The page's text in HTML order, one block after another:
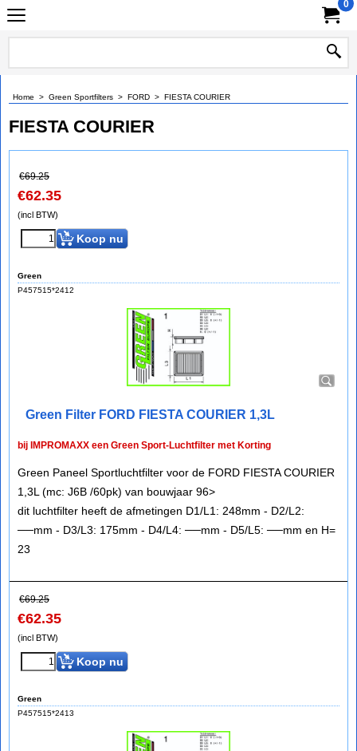
0
Home > Green Sportfilters > FORD > FIESTA COURIER
FIESTA COURIER
€69.25
€62.35
(incl BTW)
Koop nu
Green
P457515*2412
Green Filter FORD FIESTA COURIER 1,3L
bij IMPROMAXX een Green Sport-Luchtfilter met Korting
Green Paneel Sportluchtfilter voor de FORD FIESTA COURIER
1,3L (mc: J6B /60pk) van bouwjaar 96>
dit luchtfilter heeft de afmetingen D1/L1: 248mm - D2/L2:
──mm - D3/L3: 175mm - D4/L4: ──mm - D5/L5: ──mm en H=
23
€69.25
€62.35
(incl BTW)
Koop nu
Green
P457515*2413